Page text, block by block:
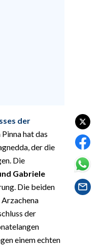
der
hat das
der die
Die
Gabriele
Die beiden
der
einem echten